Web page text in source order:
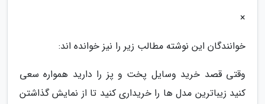
×
خوانندگان این نوشته مطالب زیر را نیز خوانده اند:
وقتی قصد خرید وسایل پخت و پز را دارید همواره سعی
کنید زیباترین مدل ها را خریداری کنید تا از نمایش گذاشتن